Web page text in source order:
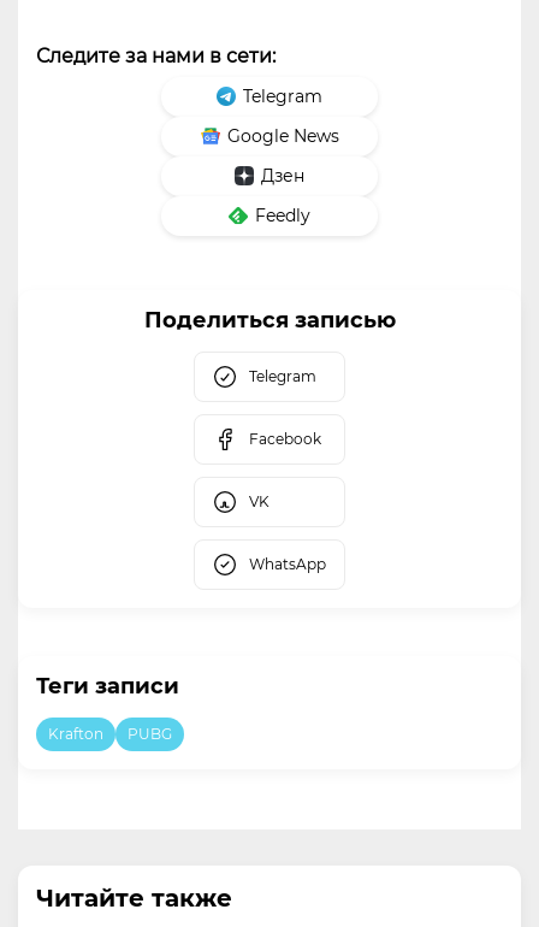
Следите за нами в сети:
Telegram
Google News
Дзен
Feedly
Поделиться записью
Telegram
Facebook
VK
WhatsApp
Теги записи
Krafton PUBG
Читайте также